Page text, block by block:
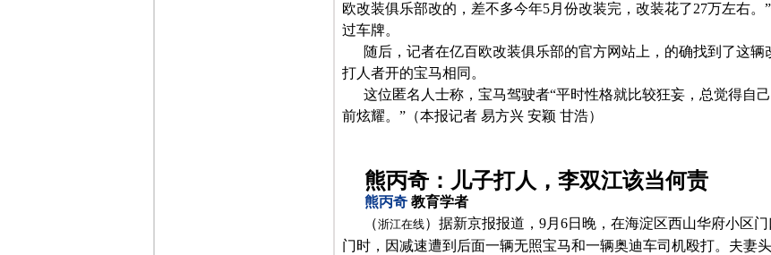
欧改装俱乐部改的，差不多今年5月份改装完，改装花了27万左右
过车牌。
随后，记者在亿百欧改装俱乐部的官方网站上，的确找到了这
打人者开的宝马相同。
这位匿名人士称，宝马驾驶者“平时性格就比较狂妄，总觉得自
前炫耀。”（本报记者 易方兴 安颖 甘浩）
熊丙奇：儿子打人，李双江该当何责
熊丙奇 教育学者
（浙江在线） 据新京报报道，9月6日晚，在海淀区西山华府小区
门时，因减速遭到后面一辆无照宝马和一辆奥迪车司机殴打。夫妻